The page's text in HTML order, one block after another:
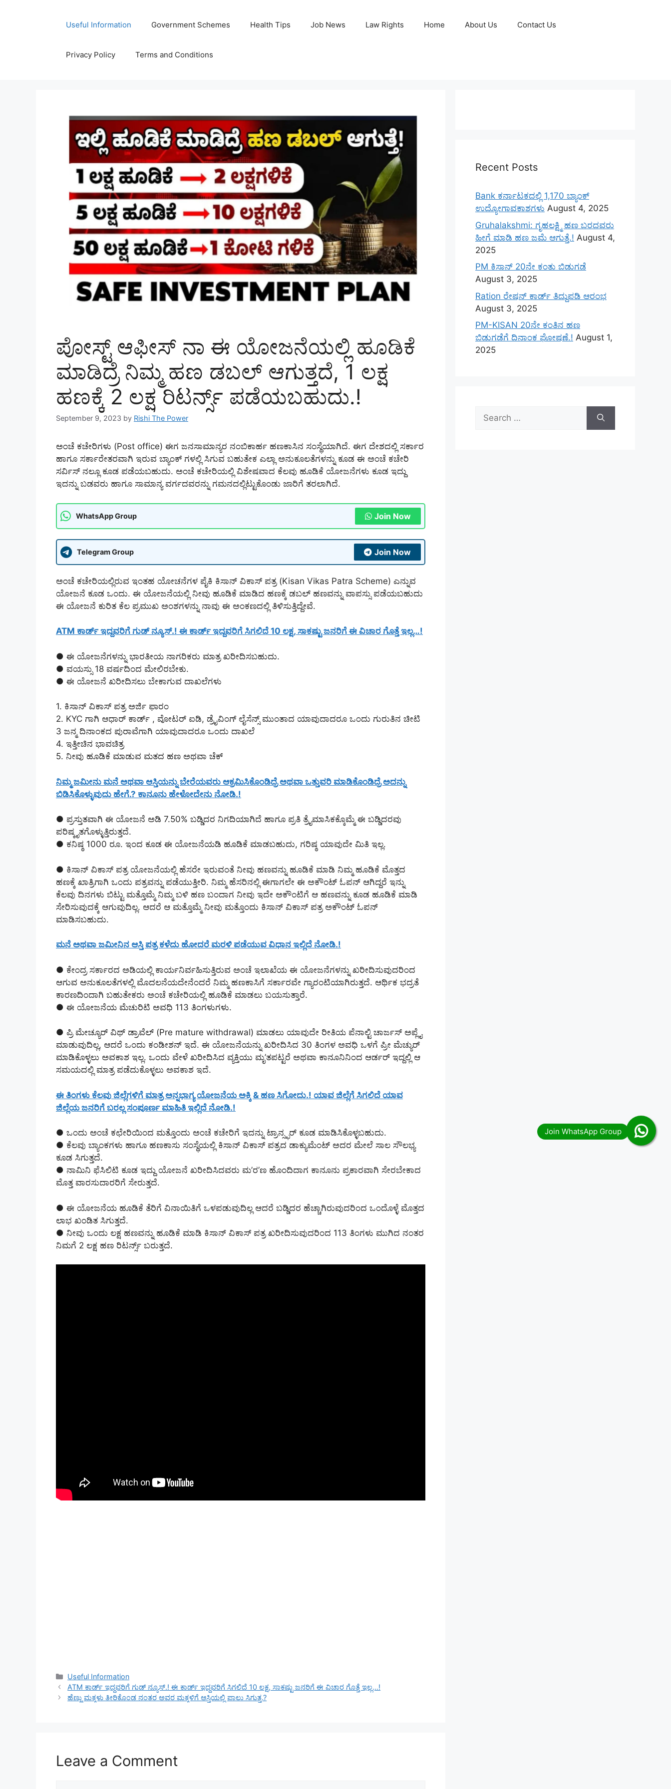
Useful Information Government Schemes Health Tips Job News Law Rights Home About Us Contact Us
Privacy Policy Terms and Conditions
ಪೋಸ್ಟ್ ಆಫೀಸ್ ನಾ ಈ ಯೋಜನೆಯಲ್ಲಿ ಹೂಡಿಕೆ
ಮಾಡಿದ್ರೆ ನಿಮ್ಮ ಹಣ ಡಬಲ್ ಆಗುತ್ತದೆ, 1 ಲಕ್ಷ
ಹಣಕ್ಕೆ 2 ಲಕ್ಷ ರಿಟರ್ನ್ಸ್ ಪಡೆಯಬಹುದು.!
September 9, 2023 by Rishi The Power
ಅಂಚೆ ಕಚೇರಿಗಳು (Post office) ಈಗ ಜನಸಾಮಾನ್ಯರ ನಂಬಿಕಾರ್ಹ ಹಣಕಾಸಿನ ಸಂಸ್ಥೆಯಾಗಿದೆ. ಈಗ ದೇಶದಲ್ಲಿ ಸರ್ಕಾರ
ಹಾಗೂ ಸರ್ಕಾರೇತರವಾಗಿ ಇರುವ ಬ್ಯಾಂಕ್ ಗಳಲ್ಲಿ ಸಿಗುವ ಬಹುತೇಕ ಎಲ್ಲಾ ಅನುಕೂಲತೆಗಳನ್ನು ಕೂಡ ಈ ಅಂಚೆ ಕಚೇರಿ
ಸರ್ವಿಸ್ ನಲ್ಲೂ ಕೂಡ ಪಡೆಯಬಹುದು. ಅಂಚೆ ಕಚೇರಿಯಲ್ಲಿ ವಿಶೇಷವಾದ ಕೆಲವು ಹೂಡಿಕೆ ಯೋಜನೆಗಳು ಕೂಡ ಇದ್ದು
ಇದನ್ನು ಬಡವರು ಹಾಗೂ ಸಾಮಾನ್ಯ ವರ್ಗದವರನ್ನು ಗಮನದಲ್ಲಿಟ್ಟುಕೊಂಡು ಜಾರಿಗೆ ತರಲಾಗಿದೆ.
WhatsApp Group Join Now
Telegram Group Join Now
ಅಂಚೆ ಕಚೇರಿಯಲ್ಲಿರುವ ಇಂತಹ ಯೋಚನೆಗಳ ಪೈಕಿ ಕಿಸಾನ್ ವಿಕಾಸ್ ಪತ್ರ (Kisan Vikas Patra Scheme) ಎನ್ನುವ
ಯೋಜನೆ ಕೂಡ ಒಂದು. ಈ ಯೋಜನೆಯಲ್ಲಿ ನೀವು ಹೂಡಿಕೆ ಮಾಡಿದ ಹಣಕ್ಕೆ ಡಬಲ್ ಹಣವನ್ನು ವಾಪಸ್ಸು ಪಡೆಯಬಹುದು
ಈ ಯೋಜನೆ ಕುರಿತ ಕೆಲ ಪ್ರಮುಖ ಅಂಶಗಳನ್ನು ನಾವು ಈ ಅಂಕಣದಲ್ಲಿ ತಿಳಿಸುತ್ತಿದ್ದೇವೆ.
ATM ಕಾರ್ಡ್ ಇದ್ದವರಿಗೆ ಗುಡ್ ನ್ಯೂಸ್.! ಈ ಕಾರ್ಡ್ ಇದ್ದವರಿಗೆ ಸಿಗಲಿದೆ 10 ಲಕ್ಷ, ಸಾಕಷ್ಟು ಜನರಿಗೆ ಈ ವಿಚಾರ ಗೊತ್ತೆ ಇಲ್ಲ…!
● ಈ ಯೋಜನೆಗಳನ್ನು ಭಾರತೀಯ ನಾಗರಿಕರು ಮಾತ್ರ ಖರೀದಿಸಬಹುದು.
● ವಯಸ್ಸು 18 ವರ್ಷದಿಂದ ಮೇಲಿರಬೇಕು.
● ಈ ಯೋಜನೆ ಖರೀದಿಸಲು ಬೇಕಾಗುವ ದಾಖಲೆಗಳು
1. ಕಿಸಾನ್ ವಿಕಾಸ್ ಪತ್ರ ಅರ್ಜಿ ಫಾರಂ
2. KYC ಗಾಗಿ ಆಧಾರ್ ಕಾರ್ಡ್ , ವೋಟರ್ ಐಡಿ, ಡ್ರೈವಿಂಗ್ ಲೈಸೆನ್ಸ್ ಮುಂತಾದ ಯಾವುದಾದರೂ ಒಂದು ಗುರುತಿನ ಚೀಟಿ
3 ಜನ್ಮ ದಿನಾಂಕದ ಪುರಾವೆಗಾಗಿ ಯಾವುದಾದರೂ ಒಂದು ದಾಖಲೆ
4. ಇತ್ತೀಚಿನ ಭಾವಚಿತ್ರ
5. ನೀವು ಹೂಡಿಕೆ ಮಾಡುವ ಮತದ ಹಣ ಅಥವಾ ಚೆಕ್
ನಿಮ್ಮ ಜಮೀನು ಮನೆ ಅಥವಾ ಆಸ್ತಿಯನ್ನು ಬೇರೆಯವರು ಆಕ್ರಮಿಸಿಕೊಂಡಿದ್ರೆ ಅಥವಾ ಒತ್ತುವರಿ ಮಾಡಿಕೊಂಡಿದ್ರೆ ಅದನ್ನು
ಬಿಡಿಸಿಕೊಳ್ಳುವುದು ಹೇಗೆ.? ಕಾನೂನು ಹೇಳೋದೇನು ನೋಡಿ.!
● ಪ್ರಸ್ತುತವಾಗಿ ಈ ಯೋಜನೆ ಅಡಿ 7.50% ಬಡ್ಡಿದರ ನಿಗದಿಯಾಗಿದೆ ಹಾಗೂ ಪ್ರತಿ ತ್ರೈಮಾಸಿಕಕ್ಕೊಮ್ಮೆ ಈ ಬಡ್ಡಿದರವು
ಪರಿಷ್ಕೃತಗೊಳ್ಳುತ್ತಿರುತ್ತದೆ.
● ಕನಿಷ್ಠ 1000 ರೂ. ಇಂದ ಕೂಡ ಈ ಯೋಜನೆಯಡಿ ಹೂಡಿಕೆ ಮಾಡಬಹುದು, ಗರಿಷ್ಠ ಯಾವುದೇ ಮಿತಿ ಇಲ್ಲ.
● ಕಿಸಾನ್ ವಿಕಾಸ್ ಪತ್ರ ಯೋಜನೆಯಲ್ಲಿ ಹೆಸರೇ ಇರುವಂತೆ ನೀವು ಹಣವನ್ನು ಹೂಡಿಕೆ ಮಾಡಿ ನಿಮ್ಮ ಹೂಡಿಕೆ ಮೊತ್ತದ
ಹಣಕ್ಕೆ ಖಾತ್ರಿಗಾಗಿ ಒಂದು ಪತ್ರವನ್ನು ಪಡೆಯುತ್ತೀರಿ. ನಿಮ್ಮ ಹೆಸರಿನಲ್ಲಿ ಈಗಾಗಲೇ ಈ ಅಕೌಂಟ್ ಓಪನ್ ಆಗಿದ್ದರೆ ಇನ್ನು
ಕೆಲವು ದಿನಗಳು ಬಿಟ್ಟು ಮತ್ತೊಮ್ಮೆ ನಿಮ್ಮ ಬಳಿ ಹಣ ಬಂದಾಗ ನೀವು ಇದೇ ಅಕೌಂಟಿಗೆ ಆ ಹಣವನ್ನು ಕೂಡ ಹೂಡಿಕೆ ಮಾಡಿ
ಸೇರಿಸುವುದಕ್ಕೆ ಆಗುವುದಿಲ್ಲ. ಆದರೆ ಆ ಮತ್ತೊಮ್ಮೆ ನೀವು ಮತ್ತೊಂದು ಕಿಸಾನ್ ವಿಕಾಸ್ ಪತ್ರ ಅಕೌಂಟ್ ಓಪನ್
ಮಾಡಿಸಬಹುದು.
ಮನೆ ಅಥವಾ ಜಮೀನಿನ ಆಸ್ತಿ ಪತ್ರ ಕಳೆದು ಹೋದರೆ ಮರಳಿ ಪಡೆಯುವ ವಿಧಾನ ಇಲ್ಲಿದೆ ನೋಡಿ.!
● ಕೇಂದ್ರ ಸರ್ಕಾರದ ಅಡಿಯಲ್ಲಿ ಕಾರ್ಯನಿರ್ವಹಿಸುತ್ತಿರುವ ಅಂಚೆ ಇಲಾಖೆಯ ಈ ಯೋಜನೆಗಳನ್ನು ಖರೀದಿಸುವುದರಿಂದ
ಆಗುವ ಅನುಕೂಲತೆಗಳಲ್ಲಿ ಮೊದಲನೆಯದೇನೆಂದರೆ ನಿಮ್ಮ ಹಣಕಾಸಿಗೆ ಸರ್ಕಾರವೇ ಗ್ಯಾರಂಟಿಯಾಗಿರುತ್ತದೆ. ಆರ್ಥಿಕ ಭದ್ರತೆ
ಕಾರಣದಿಂದಾಗಿ ಬಹುತೇಕರು ಅಂಚೆ ಕಚೇರಿಯಲ್ಲಿ ಹೂಡಿಕೆ ಮಾಡಲು ಬಯಸುತ್ತಾರೆ.
● ಈ ಯೋಜನೆಯ ಮೆಚುರಿಟಿ ಅವಧಿ 113 ತಿಂಗಳುಗಳು.
● ಪ್ರಿ ಮೇಚ್ಯೂರ್ ವಿಥ್ ಡ್ರಾವೆಲ್ (Pre mature withdrawal) ಮಾಡಲು ಯಾವುದೇ ರೀತಿಯ ಪೆನಾಲ್ಟಿ ಚಾರ್ಜಸ್ ಅಪ್ಲೈ
ಮಾಡುವುದಿಲ್ಲ, ಆದರೆ ಒಂದು ಕಂಡೀಶನ್ ಇದೆ. ಈ ಯೋಜನೆಯನ್ನು ಖರೀದಿಸಿದ 30 ತಿಂಗಳ ಅವಧಿ ಒಳಗೆ ಪ್ರೀ ಮೆಚ್ಯುರ್
ಮಾಡಿಕೊಳ್ಳಲು ಅವಕಾಶ ಇಲ್ಲ. ಒಂದು ವೇಳೆ ಖರೀದಿಸಿದ ವ್ಯಕ್ತಿಯು ಮೃ’ತಪಟ್ಟರೆ ಅಥವಾ ಕಾನೂನಿನಿಂದ ಆರ್ಡರ್ ಇದ್ದಲ್ಲಿ ಆ
ಸಮಯದಲ್ಲಿ ಮಾತ್ರ ಪಡೆದುಕೊಳ್ಳಲು ಅವಕಾಶ ಇದೆ.
ಈ ತಿಂಗಳು ಕೆಲವು ಜಿಲ್ಲೆಗಳಿಗೆ ಮಾತ್ರ ಅನ್ನಭಾಗ್ಯ ಯೋಜನೆಯ ಅಕ್ಕಿ & ಹಣ ಸಿಗೋದು.! ಯಾವ ಜಿಲ್ಲೆಗೆ ಸಿಗಲಿದೆ ಯಾವ
ಜಿಲ್ಲೆಯ ಜನರಿಗೆ ಬರಲ್ಲ ಸಂಪೂರ್ಣ ಮಾಹಿತಿ ಇಲ್ಲಿದೆ ನೋಡಿ.!
● ಒಂದು ಅಂಚೆ ಕಛೇರಿಯಿಂದ ಮತ್ತೊಂದು ಅಂಚೆ ಕಚೇರಿಗೆ ಇದನ್ನು ಟ್ರಾನ್ಸ್ಫರ್ ಕೂಡ ಮಾಡಿಸಿಕೊಳ್ಳಬಹುದು.
● ಕೆಲವು ಬ್ಯಾಂಕಗಳು ಹಾಗೂ ಹಣಕಾಸು ಸಂಸ್ಥೆಯಲ್ಲಿ ಕಿಸಾನ್ ವಿಕಾಸ್ ಪತ್ರದ ಡಾಕ್ಯುಮೆಂಟ್ ಅದರ ಮೇಲೆ ಸಾಲ ಸೌಲಭ್ಯ
ಕೂಡ ಸಿಗುತ್ತದೆ.
● ನಾಮಿನಿ ಫೆಸಿಲಿಟಿ ಕೂಡ ಇದ್ದು ಯೋಜನೆ ಖರೀದಿಸಿದವರು ಮ’ರ’ಣ ಹೊಂದಿದಾಗ ಕಾನೂನು ಪ್ರಕಾರವಾಗಿ ಸೇರಬೇಕಾದ
ಮೊತ್ತ ವಾರಸುದಾರರಿಗೆ ಸೇರುತ್ತದೆ.
● ಈ ಯೋಜನೆಯ ಹೂಡಿಕೆ ತೆರಿಗೆ ವಿನಾಯಿತಿಗೆ ಒಳಪಡುವುದಿಲ್ಲ ಆದರೆ ಬಡ್ಡಿದರ ಹೆಚ್ಚಾಗಿರುವುದರಿಂದ ಒಂದೊಳ್ಳೆ ಮೊತ್ತದ
ಲಾಭ ಖಂಡಿತ ಸಿಗುತ್ತದೆ.
● ನೀವು ಒಂದು ಲಕ್ಷ ಹಣವನ್ನು ಹೂಡಿಕೆ ಮಾಡಿ ಕಿಸಾನ್ ವಿಕಾಸ್ ಪತ್ರ ಖರೀದಿಸುವುದರಿಂದ 113 ತಿಂಗಳು ಮುಗಿದ ನಂತರ
ನಿಮಗೆ 2 ಲಕ್ಷ ಹಣ ರಿಟರ್ನ್ಸ್ ಬರುತ್ತದೆ.
Categories
Useful Information
ATM ಕಾರ್ಡ್ ಇದ್ದವರಿಗೆ ಗುಡ್ ನ್ಯೂಸ್.! ಈ ಕಾರ್ಡ್ ಇದ್ದವರಿಗೆ ಸಿಗಲಿದೆ 10 ಲಕ್ಷ, ಸಾಕಷ್ಟು ಜನರಿಗೆ ಈ ವಿಚಾರ ಗೊತ್ತೆ ಇಲ್ಲ…!
ಹೆಣ್ಣು ಮಕ್ಕಳು ತೀರಿಕೊಂಡ ನಂತರ ಅವರ ಮಕ್ಕಳಿಗೆ ಆಸ್ತಿಯಲ್ಲಿ ಪಾಲು ಸಿಗುತ್ತ.?
Leave a Comment
Recent Posts
Bank ಕರ್ನಾಟಕದಲ್ಲಿ 1,170 ಬ್ಯಾಂಕ್
ಉದ್ಯೋಗಾವಕಾಶಗಳು August 4, 2025
Gruhalakshmi: ಗೃಹಲಕ್ಷ್ಮಿ ಹಣ ಬರದವರು
ಹೀಗೆ ಮಾಡಿ ಹಣ ಜಮೆ‌ ಆಗುತ್ತೆ.! August 4,
2025
PM ಕಿಸಾನ್ 20ನೇ ಕಂತು ಬಿಡುಗಡೆ
August 3, 2025
Ration ರೇಷನ್ ಕಾರ್ಡ್ ತಿದ್ದುಪಡಿ ಆರಂಭ
August 3, 2025
PM-KISAN 20ನೇ ಕಂತಿನ ಹಣ
ಬಿಡುಗಡೆಗೆ ದಿನಾಂಕ ಘೋಷಣೆ.! August 1,
2025
Search
for: